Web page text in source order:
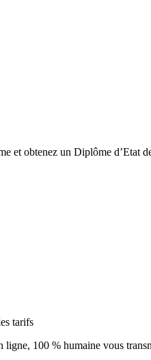
et obtenez un Diplôme d’Etat
tarifs
100 % humaine vous